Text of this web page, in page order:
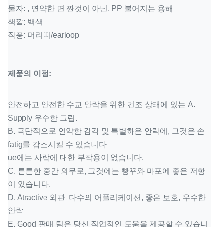
물자: , 연약한 면 짠것이 아닌, PP 불어지는 용해
색깔: 백색
작풍: 머리띠/earloop
제품의 이점:
안전하고 안전한 수교 안락을 위한 건조 상태에 있는 A.
Supply 우수한 그립.
B. 극단적으로 연약한 감각 및 특별하은 안락에, 그것은 손
fatig를 감소시킬 수 있습니다
ue에는 사람에 대한 부작용이 없습니다.
C. 튼튼한 중간 의무로, 그것에는 빵꾸와 마포에 좋은 저항
이 있습니다.
D. Atractive 외관, 다수의 어플리케이션, 좋은 보호, 우수한
안락
E. Good 판매 팀은 당신 직업적인 도움을 제공할 수 있습니